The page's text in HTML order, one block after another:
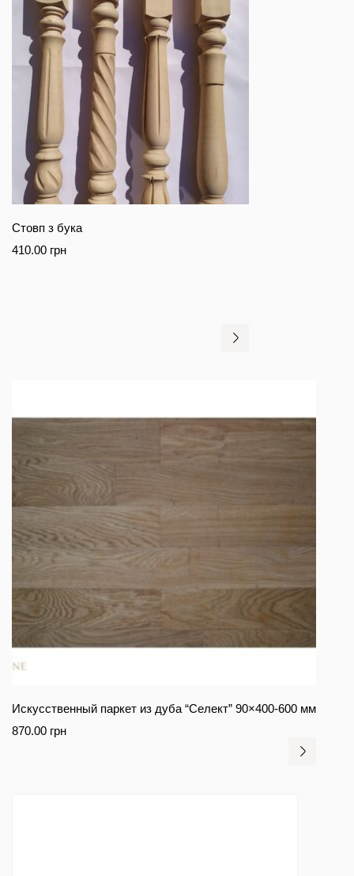
Стовп з бука
410.00 грн
Искусственный паркет из дуба “Селект” 90×400-600 мм
870.00 грн